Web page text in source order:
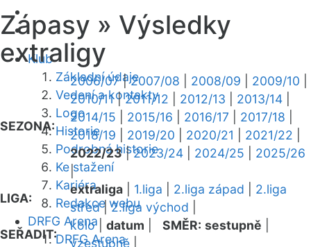
Klub
Základní údaje
Vedení a kontakty
Logo
Historie
Podrobná historie
Ke stažení
Kariéra
Redakce webu
DRFG Arena
DRFG Arena
Zápasy » Výsledky
extraligy
SEZONA:
2006/07|2007/08 2008/09 2009/10
2010/11|2011/12 2012/13 2013/14
2014/15
2015/16 2016/17 2017/18
2018/19
2019/20 2020/21 2021/22
2022/23|2023/24 2024/25
2025/26
|
LIGA:
extraliga 1.liga 2.liga západ
2.liga
střed|2.liga východ
SEŘADIT:
kolo| datum SMĚR: sestupně
vzestupně